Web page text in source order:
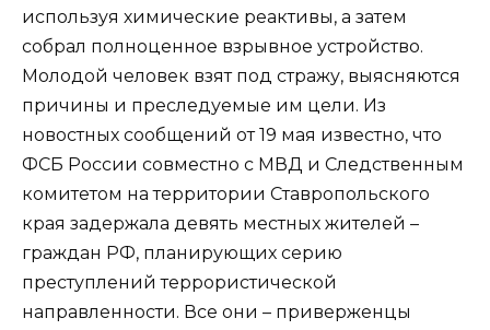
используя химические реактивы, а затем
собрал полноценное взрывное устройство.
Молодой человек взят под стражу, выясняются
причины и преследуемые им цели. Из
новостных сообщений от 19 мая известно, что
ФСБ России совместно с МВД и Следственным
комитетом на территории Ставропольского
края задержала девять местных жителей –
граждан РФ, планирующих серию
преступлений террористической
направленности. Все они – приверженцы